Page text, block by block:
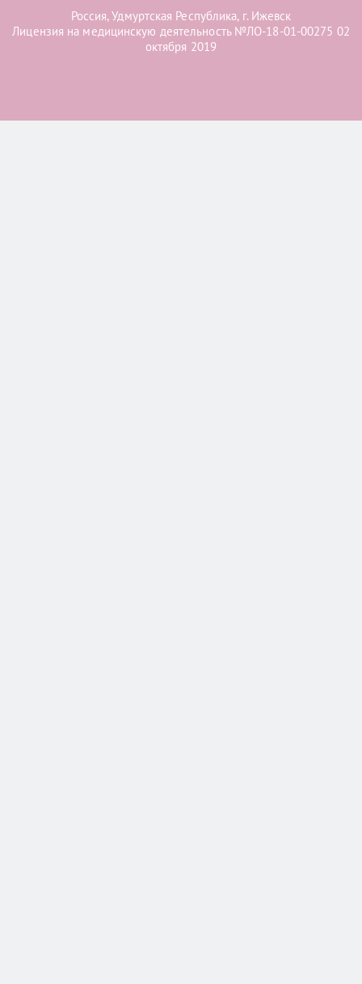
Россия, Удмуртская Республика, г. Ижевск
Лицензия на медицинскую деятельность №ЛО-18-01-00275 02
октября 2019